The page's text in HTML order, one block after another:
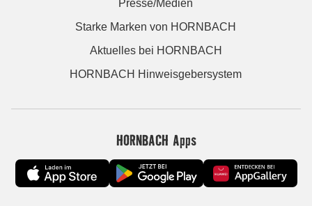
Presse/Medien
Starke Marken von HORNBACH
Aktuelles bei HORNBACH
HORNBACH Hinweisgebersystem
HORNBACH Apps